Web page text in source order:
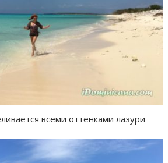
всеми оттенками лазури